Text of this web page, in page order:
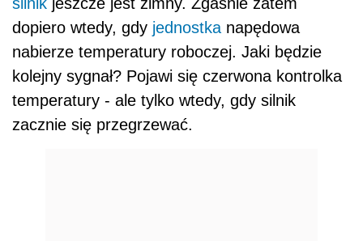
dopiero wtedy, gdy jednostka napędowa
nabierze temperatury roboczej. Jaki będzie
kolejny sygnał? Pojawi się czerwona kontrolka
temperatury - ale tylko wtedy, gdy silnik
zacznie się przegrzewać.